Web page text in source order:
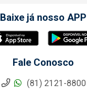
Baixe já nosso APP
Fale Conosco
(81) 2121-8800